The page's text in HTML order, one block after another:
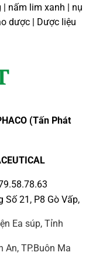
này
nhiều
thể
được
trang
phẩm
| nấm lim xanh | nụ
dược | Dược liệu
(Tấn Phát
21, P8 Gò Vấp,
Ea súp, Tỉnh
An, TP.Buôn Ma